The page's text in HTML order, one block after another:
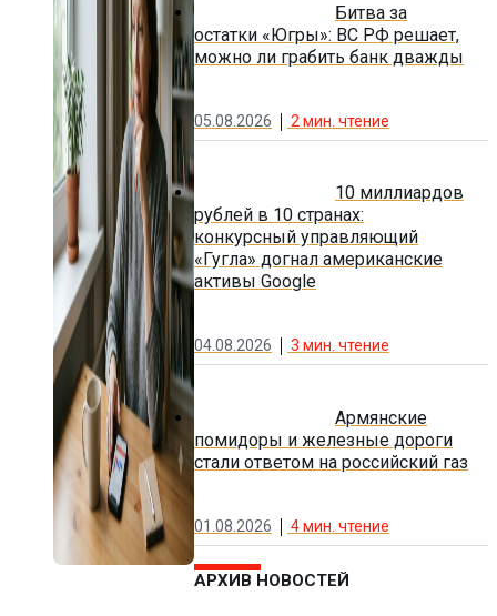
Битва за
остатки «Югры»: ВС РФ решает,
можно ли грабить банк дважды
05.08.2026 2 мин. чтение
10 миллиардов
рублей в 10 странах:
конкурсный управляющий
«Гугла» догнал американские
активы Google
04.08.2026 3 мин. чтение
Армянские
помидоры и железные дороги
стали ответом на российский газ
01.08.2026 4мин. чтение
АРХИВ НОВОСТЕЙ